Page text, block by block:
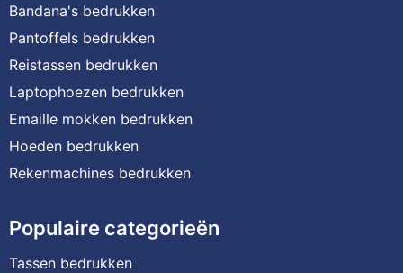
Bandana's bedrukken
Pantoffels bedrukken
Reistassen bedrukken
Laptophoezen bedrukken
Emaille mokken bedrukken
Hoeden bedrukken
Rekenmachines bedrukken
Populaire categorieën
Tassen bedrukken